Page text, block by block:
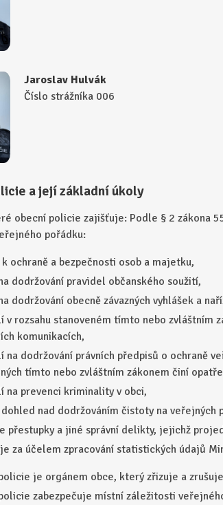
Jaroslav Hulvák
Číslo strážníka 006
a její základní úkoly
obecní policie zajišťuje: Podle § 2 zákona
pořádku:
k ochraně a bezpečnosti osob a majetku,
dodržování pravidel občanského soužití,
dodržování obecně závazných vyhlášek a
v rozsahu stanoveném tímto nebo zvláštním
komunikacích,
na dodržování právních předpisů o ochraně
tímto nebo zvláštním zákonem činí
na prevenci kriminality v obci,
nad dodržováním čistoty na veřejných
přestupky a jiné správní delikty, jejichž
za účelem zpracování statistických údajů
je orgánem obce, který zřizuje a
zabezpečuje místní záležitosti